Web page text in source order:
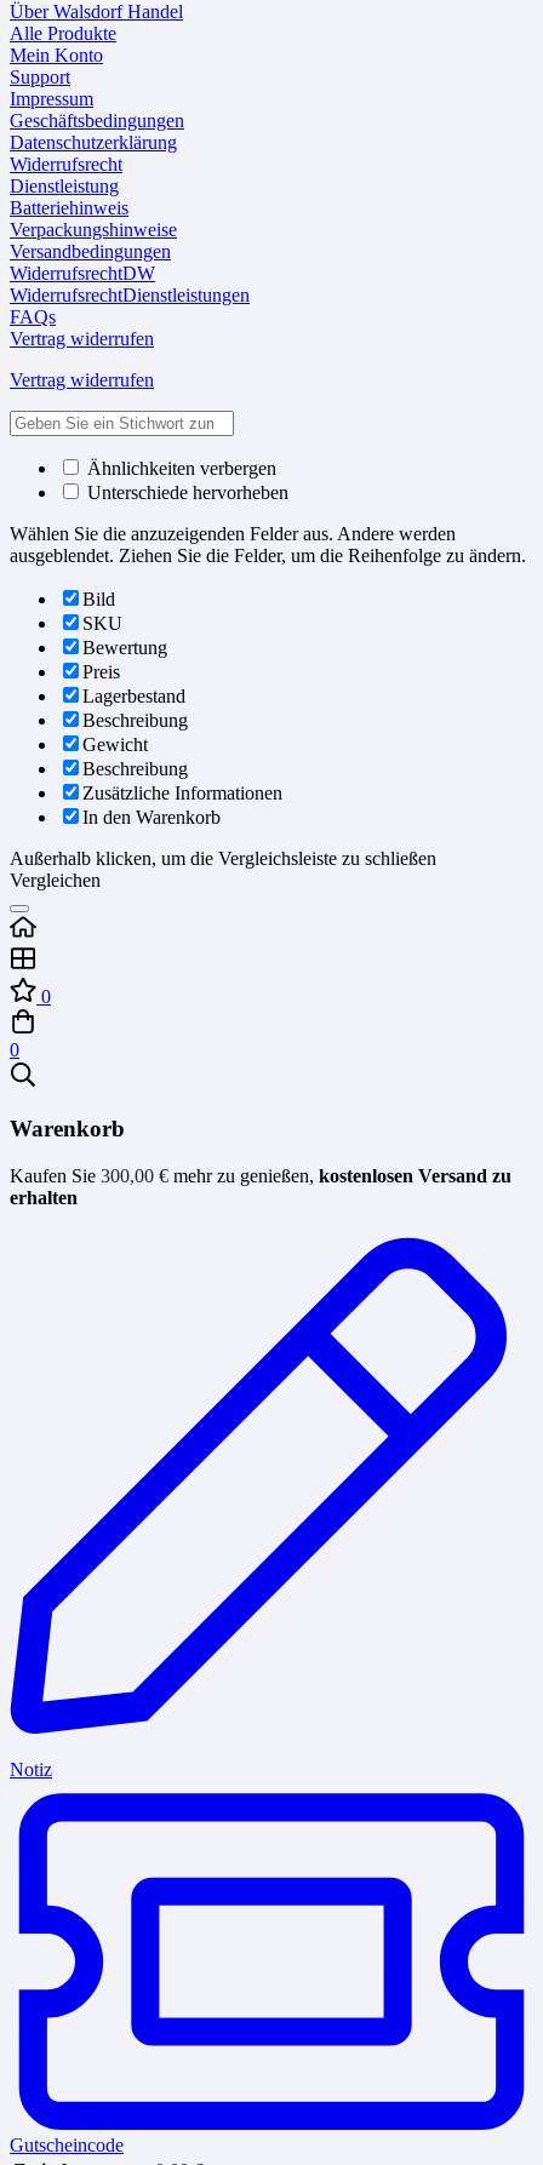
Über Walsdorf Handel
Alle Produkte
Mein Konto
Support
Impressum
Geschäftsbedingungen
Datenschutzerklärung
Widerrufsrecht
Dienstleistung
Batteriehinweis
Verpackungshinweise
Versandbedingungen
WiderrufsrechtDW
WiderrufsrechtDienstleistungen
FAQs
Vertrag widerrufen
Vertrag widerrufen
Ähnlichkeiten verbergen
Unterschiede hervorheben
Wählen Sie die anzuzeigenden Felder aus. Andere werden
ausgeblendet. Ziehen Sie die Felder, um die Reihenfolge zu ändern.
Bild
SKU
Bewertung
Preis
Lagerbestand
Beschreibung
Gewicht
Beschreibung
Zusätzliche Informationen
In den Warenkorb
Außerhalb klicken, um die Vergleichsleiste zu schließen
Vergleichen
0
0
Warenkorb
Kaufen Sie 300,00 € mehr zu genießen, kostenlosen Versand zu
erhalten
Notiz
Gutscheincode